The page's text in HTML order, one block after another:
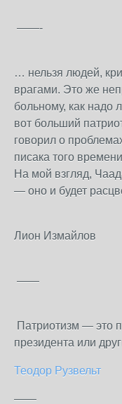
——-
… нельзя людей,
врагами. Это же
больному, как надо
вот больший
говорил о
писака того
На мой взгляд,
— оно и будет
Лион Измайлов
——
Патриотизм — это
президента или
Теодор Рузвельт
——